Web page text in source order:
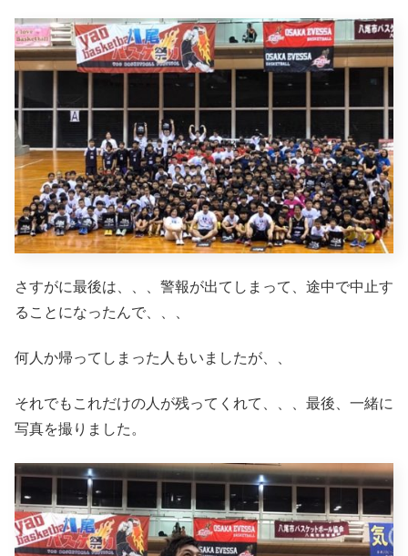
さすがに最後は、、、警報が出てしまって、途中で中止す
ることになったんで、、、
何人か帰ってしまった人もいましたが、、
それでもこれだけの人が残ってくれて、、、最後、一緒に
写真を撮りました。